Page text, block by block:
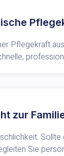
Pflegekraft
zur
Sie